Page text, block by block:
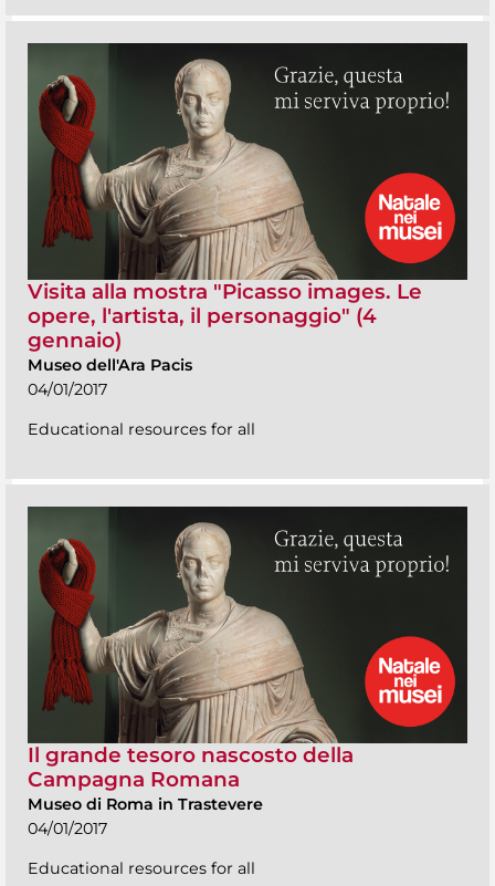
Visita alla mostra "Picasso images. Le
opere, l'artista, il personaggio" (4
gennaio)
Museo dell'Ara Pacis
04/01/2017
Educational resources for all
Il grande tesoro nascosto della
Campagna Romana
Museo di Roma in Trastevere
04/01/2017
Educational resources for all